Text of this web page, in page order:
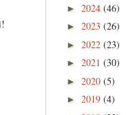
► 2024 (46)
► 2023 (26)
► 2022 (23)
► 2021 (30)
► 2020 (5)
► 2019 (4)